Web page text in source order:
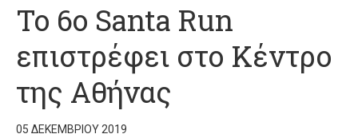
To 6o Santa Run
επιστρέφει στο Κέντρο
της Αθήνας
05 ΔΕΚΕΜΒΡΊΟΥ 2019